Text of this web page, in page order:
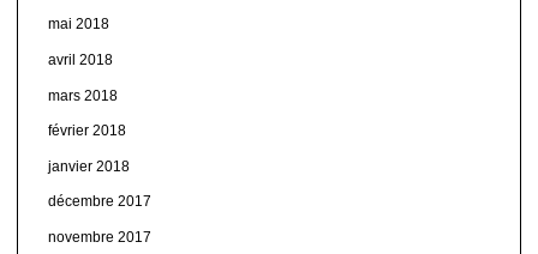
mai 2018
avril 2018
mars 2018
février 2018
janvier 2018
décembre 2017
novembre 2017